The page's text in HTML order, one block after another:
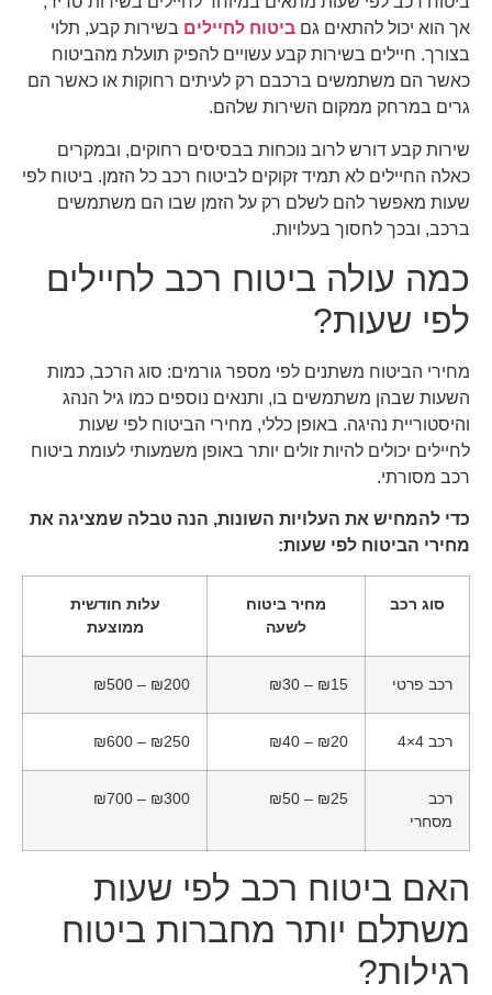
אך הוא יכול להתאים גם ביטוח לחייליםבשירות קבע, תלוי
בצורך. חיילים בשירות קבע עשויים להפיק תועלת מהביטוח
כאשר הם משתמשים ברכבם רק לעיתים רחוקות או כאשר הם
גרים במרחק ממקום השירות שלהם.
שירות קבע דורש לרוב נוכחות בבסיסים רחוקים, ובמקרים
כאלה החיילים לא תמיד זקוקים לביטוח רכב כל הזמן. ביטוח לפי
שעות מאפשר להם לשלם רק על הזמן שבו הם משתמשים
ברכב, ובכך לחסוך בעלויות.
כמה עולה ביטוח רכב לחיילים
לפי שעות?
מחירי הביטוח משתנים לפי מספר גורמים: סוג הרכב, כמות
השעות שבהן משתמשים בו, ותנאים נוספים כמו גיל הנהג
והיסטוריית נהיגה. באופן כללי, מחירי הביטוח לפי שעות
לחיילים יכולים להיות זולים יותר באופן משמעותי לעומת ביטוח
רכב מסורתי.
כדי להמחיש את העלויות השונות, הנה טבלה שמציגה את
מחירי הביטוח לפי שעות:
סוג רכב
מחיר ביטוח
לשעה
עלות חודשית
ממוצעת
רכב פרטי ₪15 – ₪30
₪200 – ₪500
רכב 4×4 ₪20 – ₪40
₪250 – ₪600
רכב
מסחרי
₪25 – ₪50
₪300 – ₪700
האם ביטוח רכב לפי שעות
משתלם יותר מחברות ביטוח
רגילות?